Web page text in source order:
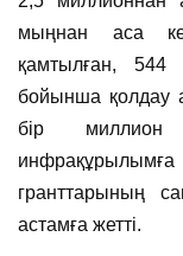
мыңнан аса
қамтылған, 544
бойынша қолдау
бір
гранттарының
астамға жетті.